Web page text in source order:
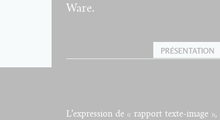
Ware.
PRÉSENTATION
L’expression de « rapport texte-image